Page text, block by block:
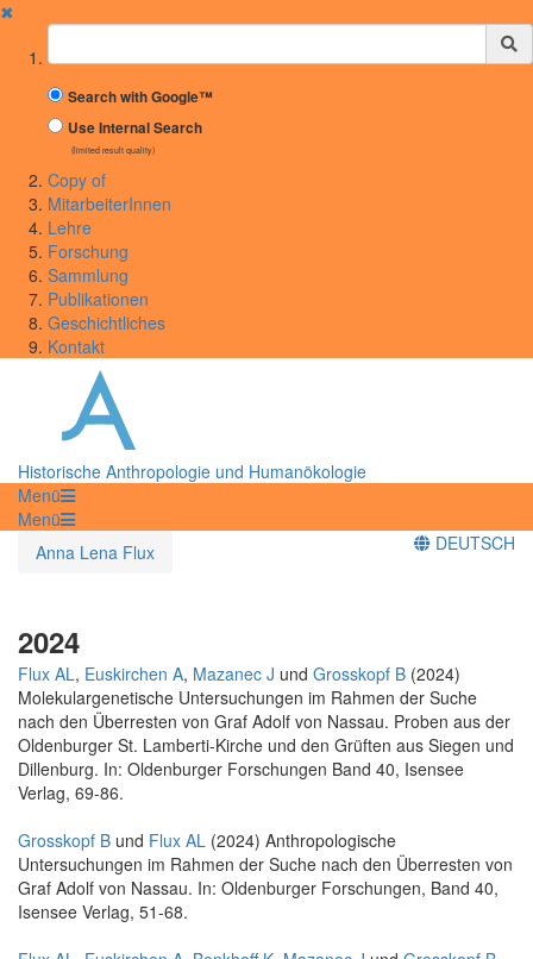
✖
Suchbegriff
Search with Google™
Use Internal Search
(limited result quality)
Copy of
MitarbeiterInnen
Lehre
Forschung
Sammlung
Publikationen
Geschichtliches
Kontakt
Historische Anthropologie und Humanökologie
Menü
Menü
Anna Lena Flux
DEUTSCH
2024
Flux AL, Euskirchen A, Mazanec J und Grosskopf B (2024)
Molekulargenetische Untersuchungen im Rahmen der Suche
nach den Überresten von Graf Adolf von Nassau. Proben aus der
Oldenburger St. Lamberti-Kirche und den Grüften aus Siegen und
Dillenburg. In: Oldenburger Forschungen Band 40, Isensee
Verlag, 69-86.
Grosskopf B und Flux AL (2024) Anthropologische
Untersuchungen im Rahmen der Suche nach den Überresten von
Graf Adolf von Nassau. In: Oldenburger Forschungen, Band 40,
Isensee Verlag, 51-68.